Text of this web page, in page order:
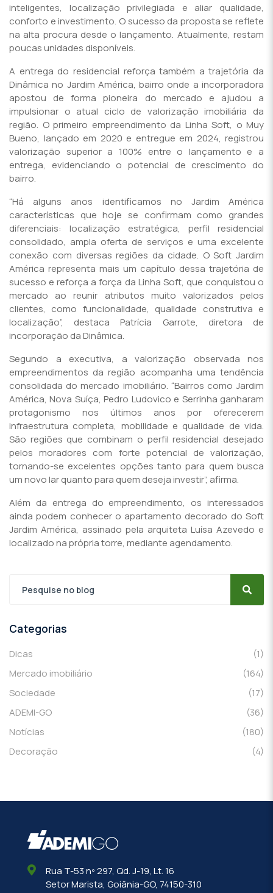
inteligentes, localização privilegiada e aliar qualidade,
conforto e investimento. O sucesso da proposta se reflete
na alta procura desde o lançamento. Atualmente, restam
poucas unidades disponíveis.
A entrega do residencial reforça também a trajetória da
Dinâmica no Jardim América, bairro onde a incorporadora
apostou de forma pioneira do mercado e ajudou a
impulsionar o atual ciclo de valorização imobiliária da
região. O primeiro empreendimento da Linha Soft, o Muy
Bueno, lançado em 2020 e entregue em 2024, registrou
valorização superior a 100% entre o lançamento e a
entrega, evidenciando o potencial de crescimento do
bairro.
“Há alguns anos identificamos no Jardim América
características que hoje se confirmam como grandes
diferenciais: localização estratégica, perfil residencial
consolidado, ampla oferta de serviços e uma excelente
conexão com diversas regiões da cidade. O Soft Jardim
América representa mais um capítulo dessa trajetória de
sucesso e reforça a força da Linha Soft, que conquistou o
mercado ao reunir atributos muito valorizados pelos
clientes, como funcionalidade, qualidade construtiva e
localização”, destaca Patrícia Garrote, diretora de
incorporação da Dinâmica.
Segundo a executiva, a valorização observada nos
empreendimentos da região acompanha uma tendência
consolidada do mercado imobiliário. “Bairros como Jardim
América, Nova Suíça, Pedro Ludovico e Serrinha ganharam
protagonismo nos últimos anos por oferecerem
infraestrutura completa, mobilidade e qualidade de vida.
São regiões que combinam o perfil residencial desejado
pelos moradores com forte potencial de valorização,
tornando-se excelentes opções tanto para quem busca
um novo lar quanto para quem deseja investir”, afirma.
Além da entrega do empreendimento, os interessados
ainda podem conhecer o apartamento decorado do Soft
Jardim América, assinado pela arquiteta Luísa Azevedo e
localizado na própria torre, mediante agendamento.
Categorias
Dicas
(1)
Mercado imobiliário
(164)
Sociedade
(17)
ADEMI-GO
(36)
Notícias
(180)
Decoração
(4)
Rua T-53 nº 297, Qd. J-19, Lt. 16
Setor Marista, Goiânia-GO, 74150-310